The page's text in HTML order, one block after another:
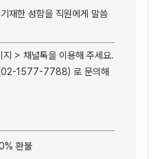
재한 성함을 직원에게 말씀
지 > 채널톡을 이용해 주세요.
(02-1577-7788) 로 문의해
환불